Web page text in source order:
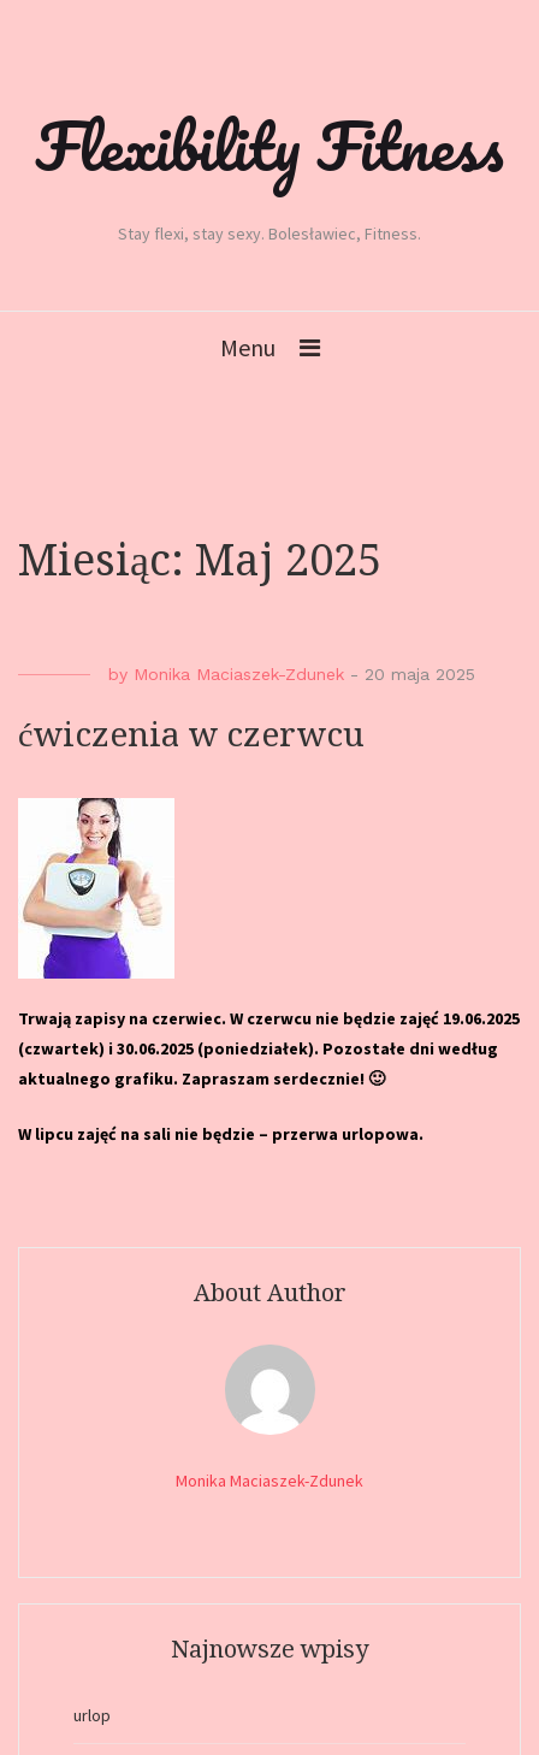
Flexibility Fitness
Stay flexi, stay sexy. Bolesławiec, Fitness.
Menu
Miesiąc: Maj 2025
by Monika Maciaszek-Zdunek - 20 maja 2025
ćwiczenia w czerwcu
Trwają zapisy na czerwiec. W czerwcu nie będzie zajęć 19.06.2025
(czwartek) i 30.06.2025 (poniedziałek). Pozostałe dni według
aktualnego grafiku. Zapraszam serdecznie! 🙂
W lipcu zajęć na sali nie będzie – przerwa urlopowa.
About Author
Monika Maciaszek-Zdunek
Najnowsze wpisy
urlop